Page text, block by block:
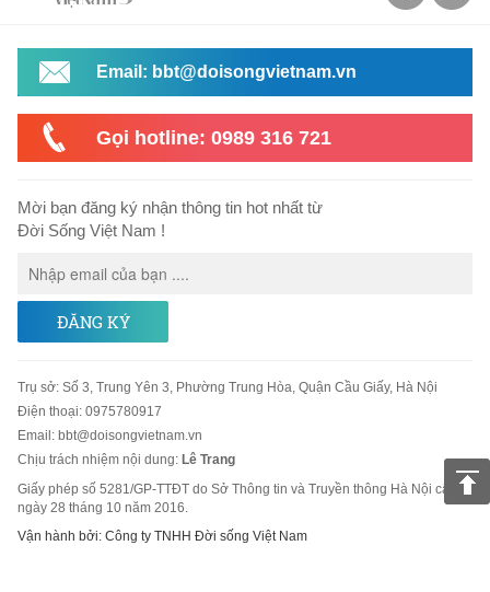
Email: bbt@doisongvietnam.vn
Gọi hotline: 0989 316 721
Mời bạn đăng ký nhận thông tin hot nhất từ
Đời Sống Việt Nam !
ĐĂNG KÝ
Trụ sở: Số 3, Trung Yên 3, Phường Trung Hòa, Quận Cầu Giấy, Hà Nội
Điện thoại: 0975780917
Email : bbt@doisongvietnam.vn
Chịu trách nhiệm nội dung: Lê Trang
Giấy phép số 5281/GP-TTĐT do Sở Thông tin và Truyền thông Hà Nội cấp
ngày 28 tháng 10 năm 2016.
Vận hành bởi: Công ty TNHH Đời sống Việt Nam